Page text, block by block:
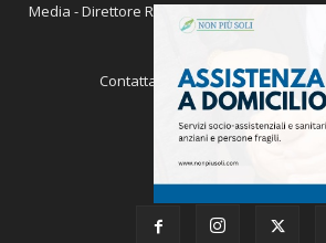
Media - Direttore Responsabile: Michele
Pubblicità
Contattaci:
SEGUICI